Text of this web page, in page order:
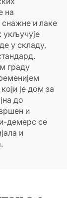
на
снажне и лаке
укључује
у складу,
граду
је дом за
до
и
демерс се
и